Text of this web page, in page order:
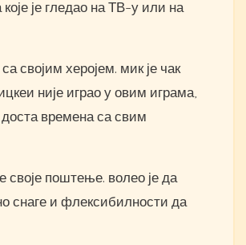
је гледао на ТВ-у или на
са својим херојем. мик је чак
није играо у овим играма,
доста времена са свим
своје поштење. волео је да
снаге и флексибилности да